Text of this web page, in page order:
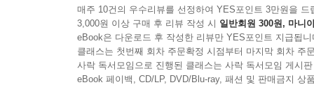
매주 10건의 우수리뷰를 선정하여 YES포인트 3만원을 드
3,000원 이상 구매 후 리뷰 작성 시 일반회원 300원, 마니
eBook은 다운로드 후 작성한 리뷰만 YES포인트 지급됩니
클래스는 첫번째 회차 주문확정 시점부터 마지막 회차 주
사락 독서모임으로 진행된 클래스는 사락 독서모임 게시
eBook 페이백, CD/LP, DVD/Blu-ray, 패션 및 판매금지 상